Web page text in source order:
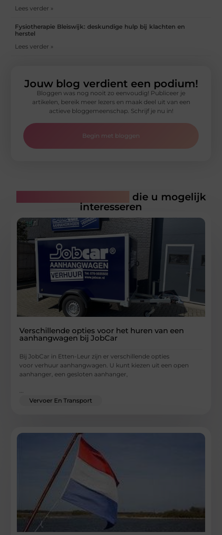
Lees verder »
Fysiotherapie Bleiswijk: deskundige hulp bij klachten en
herstel
Lees verder »
Jouw blog verdient een podium!
Bloggen was nog nooit zo eenvoudig! Publiceer je
artikelen, bereik meer lezers en maak deel uit van een
actieve bloggemeenschap. Schrijf je nu in!
Begin met bloggen
die u mogelijk
interesseren
Verschillende opties voor het huren van een
aanhangwagen bij JobCar
Bij JobCar in Etten-Leur zijn er verschillende opties
voor verhuur aanhangwagen. U kunt kiezen uit een open
aanhanger, een gesloten aanhanger,
Vervoer En Transport